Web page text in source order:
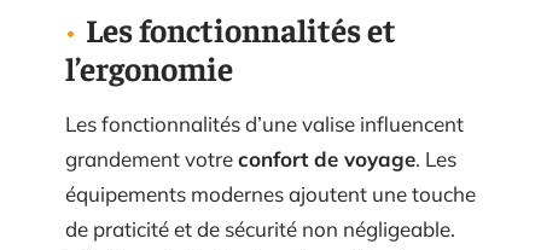
Les fonctionnalités et
l’ergonomie
Les fonctionnalités d’une valise influencent
grandement votreconfort de voyage. Les
équipements modernes ajoutent une touche
de praticité et de sécurité non négligeable.